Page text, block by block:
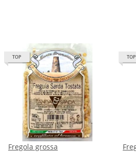
TOP
Fregola grossa
TOP